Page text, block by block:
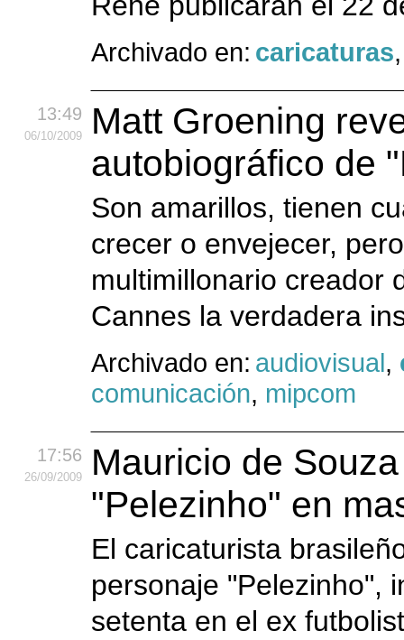
Archivado en: caricaturas
13:49
06/10/2009
Matt Groening
autobiográfico de
Son amarillos, tienen
crecer o envejecer,
multimillonario creador
Cannes la verdadera
Archivado en: audiovisual,
comunicación, mipcom
17:56
26/09/2009
Mauricio de
"Pelezinho" en
El caricaturista
personaje "Pelezinho",
setenta en el ex